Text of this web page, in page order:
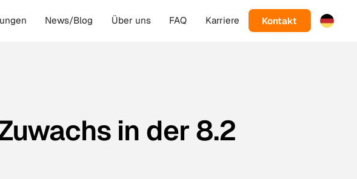
News/Blog Über uns FAQ Karriere
in der 8.2